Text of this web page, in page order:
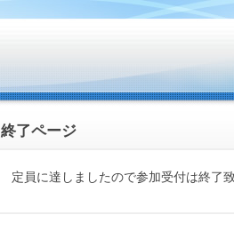
終了ページ
定員に達しましたので参加受付は終了致